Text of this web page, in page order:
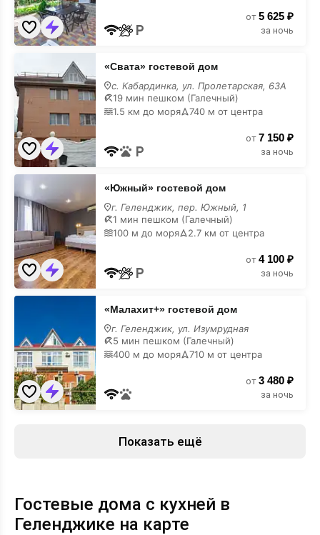
от 5 625 ₽
за ночь
гостевой
дом
с
кухней
«Свата» гостевой дом
с. Кабардинка, ул. Пролетарская, 63А
19 мин пешком (Галечный)
1.5 км до моря
740 м от центра
от 7 150 ₽
за ночь
«Южный»
гостевой
дом
с
кухней
«Южный» гостевой дом
г. Геленджик, пер. Южный, 1
1 мин пешком (Галечный)
100 м до моря
2.7 км от центра
от 4 100 ₽
за ночь
«Малахит+»
кухней
«Малахит+» гостевой дом
г. Геленджик, ул. Изумрудная
5 мин пешком (Галечный)
400 м до моря
710 м от центра
от 3 480 ₽
за ночь
Показать ещё
Гостевые дома с кухней в
Геленджике на карте